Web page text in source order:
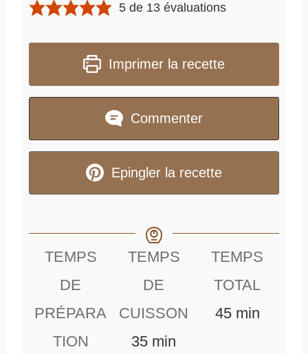
5 de 13 évaluations
Imprimer la recette
Commenter
Epingler la recette
TEMPS
DE
PRÉPARA
TION
TEMPS
DE
CUISSON
35mmin
TEMPS
TOTAL
45mmin